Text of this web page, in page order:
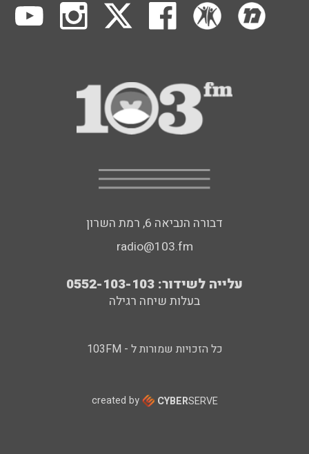
דבורה הנביאה 6, רמת השרון
radio@103.fm
עלייה לשידור: 0552-103-103
בעלות שיחה רגילה
כל הזכויות שמורות ל - 103FM
created by CYBERSERVE